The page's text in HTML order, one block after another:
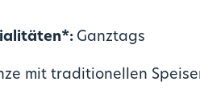
Ganztags
mit traditionellen